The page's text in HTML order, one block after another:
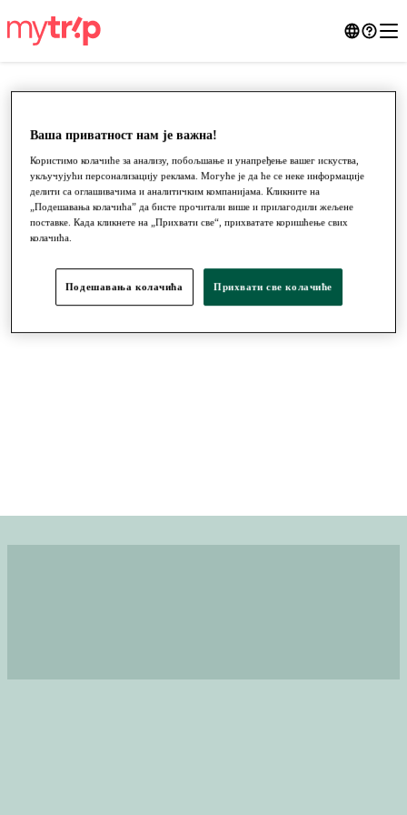
● ●●
Ваша приватност нам је важна!
Користимо колачиће за анализу, побољшање и унапређење вашег искуства,
укључујући персонализацију реклама. Могуће је да ће се неке информације
делити са оглашивачима и аналитичким компанијама. Кликните на
„Подешавања колачића” да бисте прочитали више и прилагодили жељене
поставке. Када кликнете на „Прихвати све“, прихватате коришћење свих
колачића.
Подешавања колачића Прихвати све колачиће